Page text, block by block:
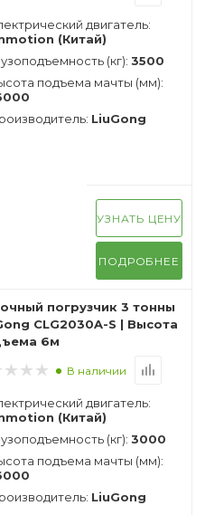
двигатель:
(Китай)
(кг): 3500
подъема мачты (мм):
LiuGong
УЗНАТЬ ЦЕНУ
ПОДРОБНЕЕ
погрузчик 3 тонны
CLG2030A-S | Высота
6м
В наличии
двигатель:
(Китай)
(кг): 3000
подъема мачты (мм):
LiuGong